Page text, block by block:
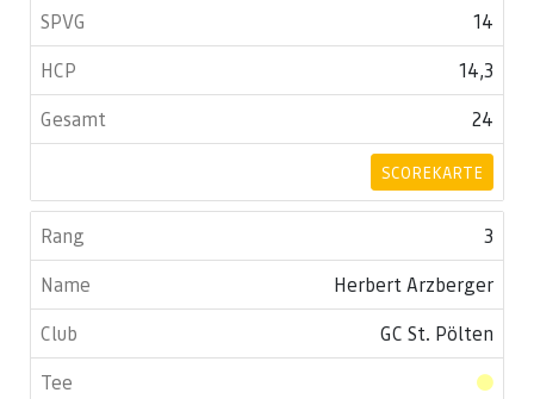
14
14,3
24
SCOREKARTE
3
Herbert Arzberger
GC St. Pölten